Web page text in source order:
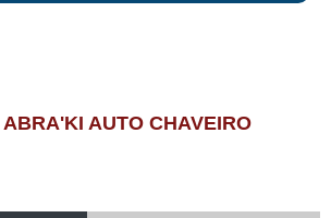
AUTO CHAVEIRO